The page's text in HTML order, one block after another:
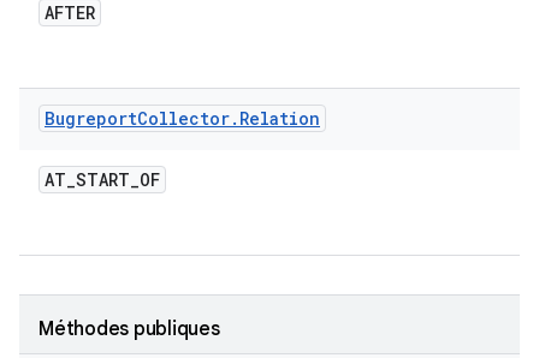
AFTER
BugreportCollector. Relation
AT_START_OF
Méthodes publiques